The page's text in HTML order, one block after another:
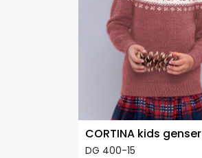
CORTINA kids genser
DG 400-15